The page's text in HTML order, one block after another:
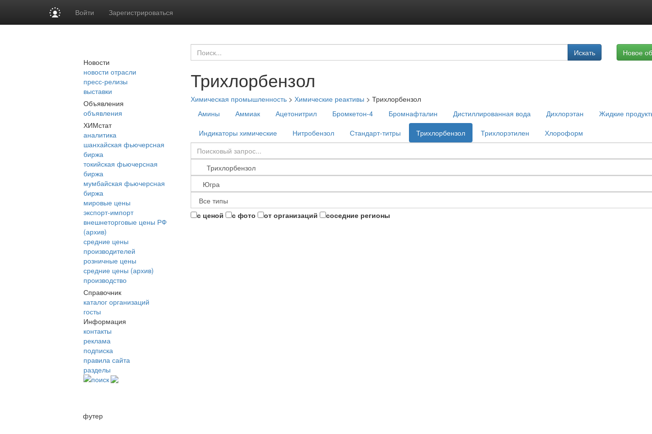
Войти Зарегистрироваться
Новости
новости отрасли
пресс-релизы
выставки
Объявления
объявления
ХИМстат
аналитика
шанхайская фьючерсная
биржа
токийская фьючерсная
биржа
мумбайская фьючерсная
биржа
мировые цены
экспорт-импорт
внешнеторговые цены РФ
(архив)
средние цены
производителей
розничные цены
средние цены (архив)
производство
Справочник
каталог организаций
госты
Информация
контакты
реклама
подписка
правила сайта
разделы
поиск
Искать Новое
Трихлорбензол
Химическая промышленность > Химические реактивы > Трихлорбензол
Амины
Аммиак Ацетонитрил Бромкетон-4 Бромнафталин Дистиллированная вода Дихлорэтан
Жидкие
Индикаторы химические
Нитробензол Стандарт-титры Трихлорбензол Трихлорэтилен Хлороформ
с ценой с фото от организаций соседние регионы
футер